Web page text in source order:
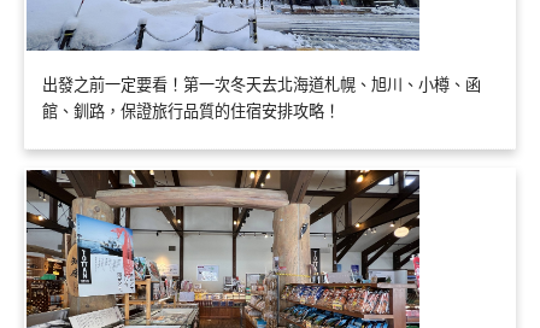
出發之前一定要看！第一次冬天去北海道札幌、旭川、小樽、函
館、釧路，保證旅行品質的住宿安排攻略！